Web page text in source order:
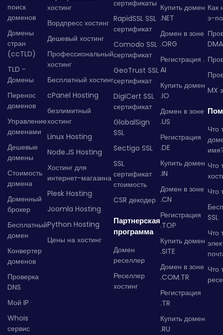
поиск
доменов
Домены
стран
(ccTLD)
TLD -
Домены
Перенос
доменов
Управление
доменами
Дешевые
домены
Стоимость
домена
Доменный
брокер
Бесплатный
домен
Конвертер
доменов
Проверка
DNS
Мой IP
Whois
сервис
хостинг
Вордпресс хостинг
Дешевый хостинг
Профессиональный
хостинг
Бесплатный хостинг
cPanel Hosting
безлимитный
хостинг
Linux Hosting
Node.JS Hosting
Хостинг для
интернет-магазина
Plesk Hosting
Joomla Hosting
Python Hosting
Цены на хостинг
сертификаты
RapidSSL SSL
сертификат
Comodo SSL
сертификат
GeoTrust SSL
сертификат
DigiCert SSL
сертификат
GlobalSign
SSL
Sectigo SSL
SSL
сертификат
стоимость
CSR декодер
Партнерская
программа
Домен
реселлер
Реселлер
хостинг
Купить домен
.NET
Домен в зоне
.ORG
Регистрация .
AI
Купить домен
.IO
Домен в зоне
.US
Регистрация
.DE
Купить домен
.IN
Домен в зоне
.CN
Регистрация
.TOP
Купить домен
.SITE
Домен в зоне
.COM.TR
Регистрация
.TR
Купить домен
.RU
Как
э-
MX
Что
Что
Что
SSL
Что
Что